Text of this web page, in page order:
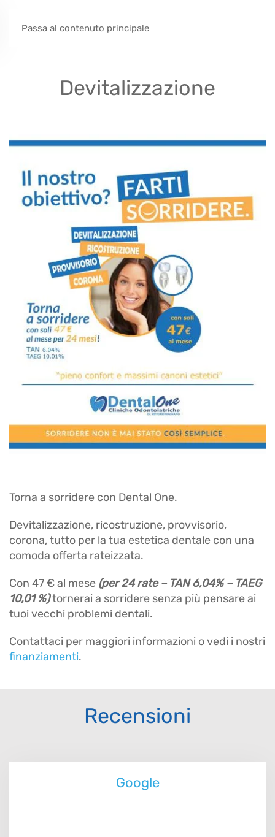
Passa al contenuto principale
Devitalizzazione
Torna a sorridere con Dental One.
Devitalizzazione, ricostruzione, provvisorio,
corona, tutto per la tua estetica dentale con una
comoda offerta rateizzata.
Con 47 € al mese (per 24 rate – TAN 6,04% – TAEG
10,01 %)tornerai a sorridere senza più pensare ai
tuoi vecchi problemi dentali.
Contattaci per maggiori informazioni o vedi i nostri
finanziamenti.
Recensioni
Google